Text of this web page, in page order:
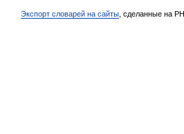
Экспорт словарей на сайты , сделанные на